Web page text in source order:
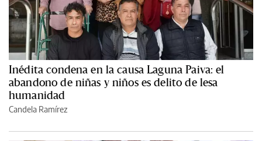
Inédita condena en la causa Laguna Paiva: el
abandono de niñas y niños es delito de lesa
humanidad
Candela Ramírez